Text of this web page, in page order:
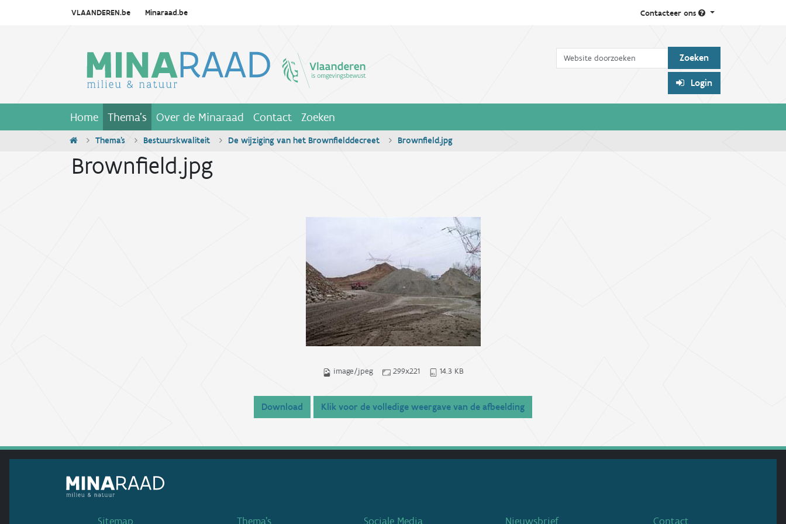
VLAANDEREN.be Minaraad.be Contacteer ons
Zoek
Login
Home Thema's Over de Minaraad Contact Zoeken
Thema's Bestuurskwaliteit De wijziging van het Brownfielddecreet Brownfield.jpg
Brownfield.jpg
image/jpeg 299x221 14.3 KB
Download Klik voor de volledige weergave van de afbeelding
Sitemap Thema’s Sociale Media Nieuwsbrief Contact